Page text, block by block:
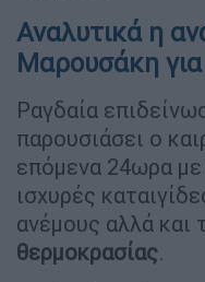
Αναλυτικά η
Μαρουσάκη
Ραγδαία
παρουσιάσει ο
επόμενα 24ωρα με
ισχυρές
ανέμους αλλά και
θερμοκρασίας.